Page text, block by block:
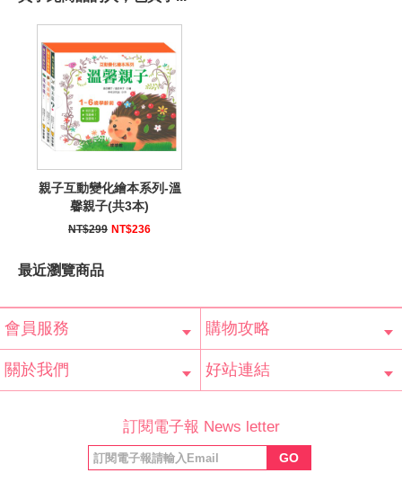
親子互動變化繪本系列-溫
馨親子(共3本)
NT$299 NT$236
最近瀏覽商品
會員服務
會員辨法
客服信箱
隱私條款
網站導覽
購物攻略
常見問題
購物說明
訂單查詢
關於我們 好站連結
福利協會
絲專頁
訂閱電子報 News letter
GO